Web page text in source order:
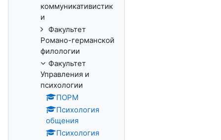
коммуникативистик
и
Факультет
Романо-германской
филологии
Факультет
Управления и
психологии
ПОРМ
Психология
общения
Психология